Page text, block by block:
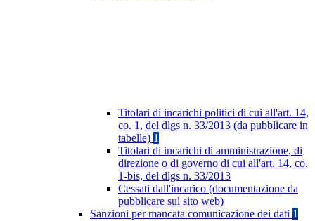
Titolari di incarichi politici di cui all'art. 14,
co. 1, del dlgs n. 33/2013 (da pubblicare in
tabelle) 1
Titolari di incarichi di amministrazione, di
direzione o di governo di cui all'art. 14, co.
1-bis, del dlgs n. 33/2013
Cessati dall'incarico (documentazione da
pubblicare sul sito web)
Sanzioni per mancata comunicazione dei dati 1